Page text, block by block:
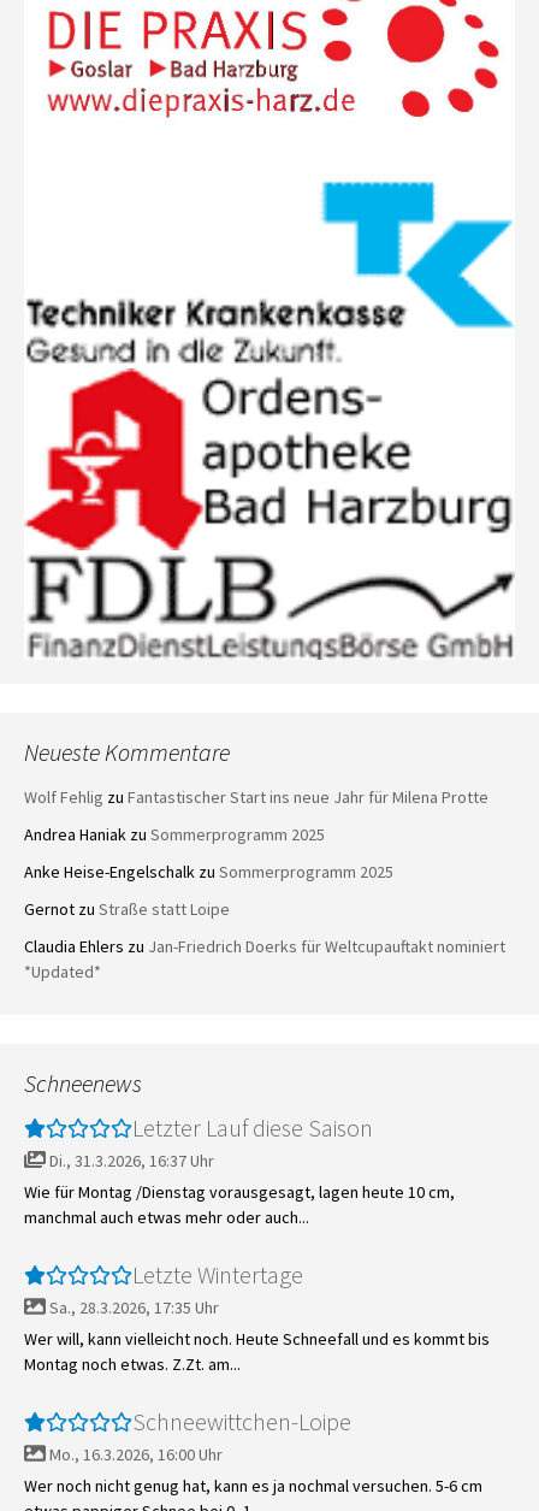
Neueste Kommentare
Wolf Fehlig zu Fantastischer Start ins neue Jahr für Milena Protte
Andrea Haniak zu Sommerprogramm 2025
Anke Heise-Engelschalk zu Sommerprogramm 2025
Gernot zu Straße statt Loipe
Claudia Ehlers zu Jan-Friedrich Doerks für Weltcupauftakt nominiert
*Updated*
Schneenews
Letzter Lauf diese Saison
Di., 31.3.2026, 16:37 Uhr
Wie für Montag /Dienstag vorausgesagt, lagen heute 10 cm,
manchmal auch etwas mehr oder auch...
Letzte Wintertage
Sa., 28.3.2026, 17:35 Uhr
Wer will, kann vielleicht noch. Heute Schneefall und es kommt bis
Montag noch etwas. Z.Zt. am...
Schneewittchen-Loipe
Mo., 16.3.2026, 16:00 Uhr
Wer noch nicht genug hat, kann es ja nochmal versuchen. 5-6 cm